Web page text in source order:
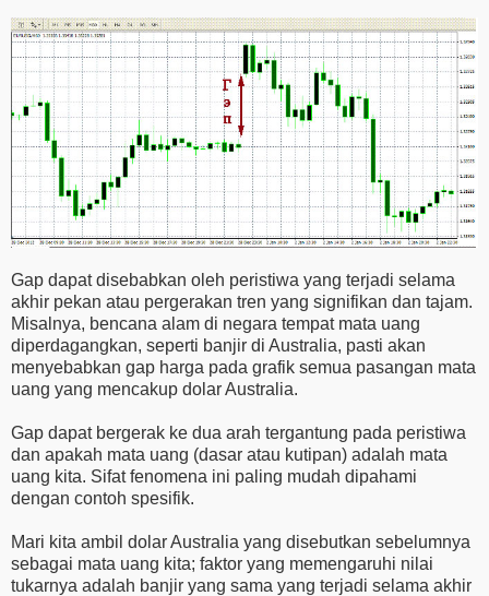
Gap dapat disebabkan oleh peristiwa yang terjadi selama
akhir pekan atau pergerakan tren yang signifikan dan tajam.
Misalnya, bencana alam di negara tempat mata uang
diperdagangkan, seperti banjir di Australia, pasti akan
menyebabkan gap harga pada grafik semua pasangan mata
uang yang mencakup dolar Australia.
Gap dapat bergerak ke dua arah tergantung pada peristiwa
dan apakah mata uang (dasar atau kutipan) adalah mata
uang kita. Sifat fenomena ini paling mudah dipahami
dengan contoh spesifik.
Mari kita ambil dolar Australia yang disebutkan sebelumnya
sebagai mata uang kita; faktor yang memengaruhi nilai
tukarnya adalah banjir yang sama yang terjadi selama akhir